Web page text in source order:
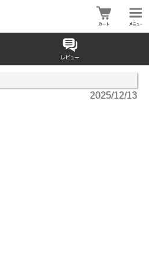
2025/12/13